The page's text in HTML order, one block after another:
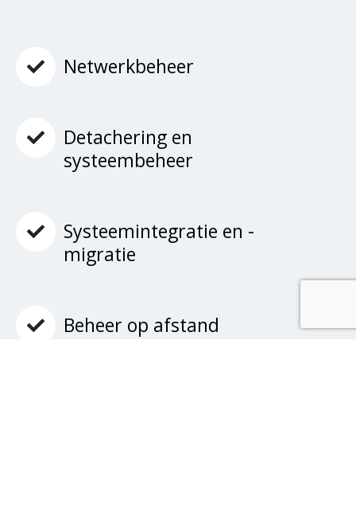
Netwerkbeheer
Detachering en
systeembeheer
Systeemintegratie en -
migratie
Beheer op afstand